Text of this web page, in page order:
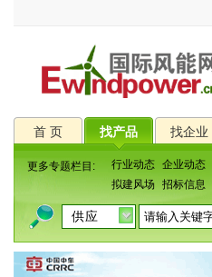
首 页 找产品 找企业
更多专题栏目: 行业动态 企业动态
拟建风场
招标信息